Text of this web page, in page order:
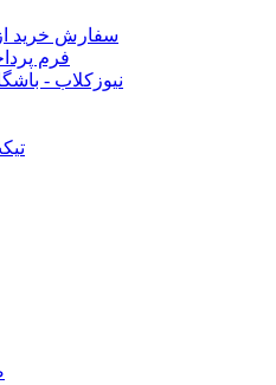
سفارش خرید
فرم
نیوزکلاب -